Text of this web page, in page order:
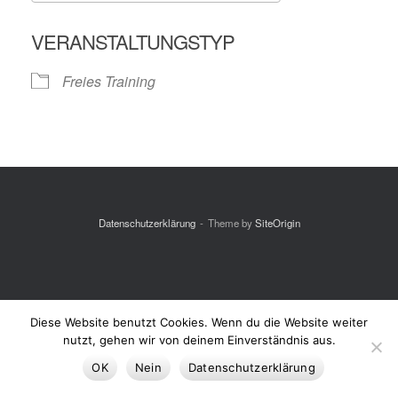
VERANSTALTUNGSTYP
Freies Training
Datenschutzerklärung Theme bySiteOrigin
Diese Website benutzt Cookies. Wenn du die Website weiter
nutzt, gehen wir von deinem Einverständnis aus.
OK
Nein Datenschutzerklärung